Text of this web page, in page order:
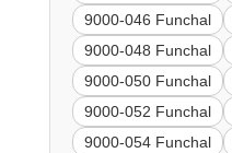
9000-046 Funchal
9000-048 Funchal
9000-050 Funchal
9000-052 Funchal
9000-054 Funchal